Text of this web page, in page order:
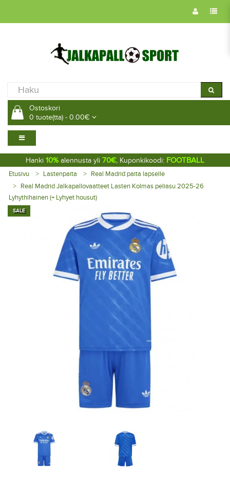
Ostoskori
0 tuote(tta) - 0.00€
Hanki 10% alennusta yli 70€, Kuponkikoodi: FOOTBALL
Etusivu Lastenpaita
Real Madrid paita lapselle
Real Madrid Jalkapallovaatteet Lasten Kolmas peliasu 2025-26
Lyhythihainen (+ Lyhyet housut)
SALE